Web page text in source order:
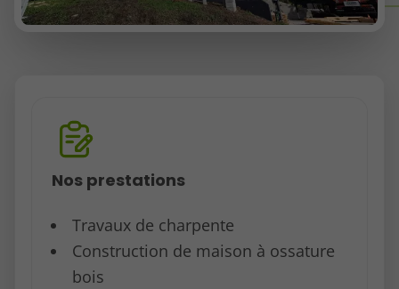
Nos prestations
Travaux de charpente
Construction de maison à ossature
bois